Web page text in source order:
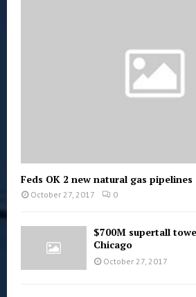
Feds OK 2 new natural gas
October 27, 2017 0
$700M supertall
Chicago
October 27, 2017